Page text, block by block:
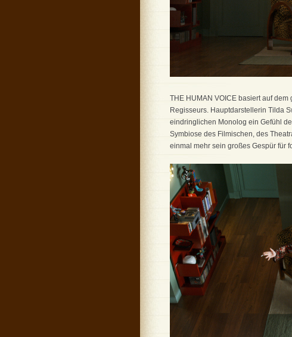
THE HUMAN VOICE basiert auf
Regisseurs. Hauptdarstellerin Tilda
eindringlichen Monolog ein Gefühl
Symbiose des Filmischen, des
einmal mehr sein großes Gespür für